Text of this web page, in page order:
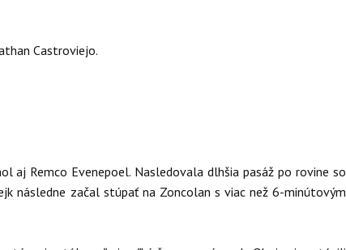
Castroviejo.
Remco Evenepoel. Nasledovala dlhšia pasáž po rovine so
následne začal stúpať na Zoncolan s viac než 6-minútovým